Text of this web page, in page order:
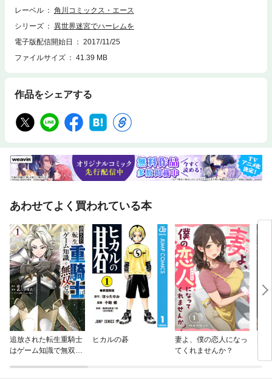
レーベル
角川コミックス・エース
シリーズ
異世界迷宮でハーレムを
電子版配信開始日
2017/11/25
ファイルサイズ
41.39 MB
作品をシェアする
あわせてよく買われている本
追放された転生重騎士
はゲーム知識で無双す
ヒカルの碁
妻よ、僕の恋人になっ
てくれませんか？